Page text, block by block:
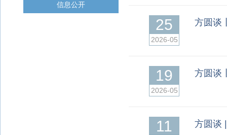
信息公开
25
2026-05
方圆谈
19
2026-05
方圆谈
11 方圆谈